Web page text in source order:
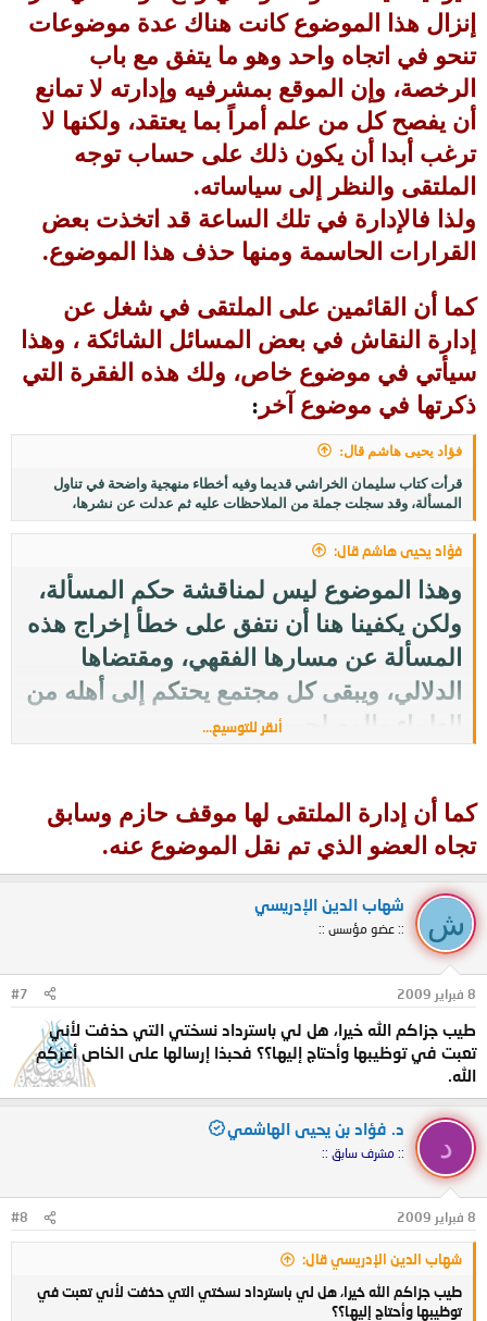
إنزال هذا الموضوع كانت هناك عدة موضوعات
تنحو في اتجاه واحد وهو ما يتفق مع باب
الرخصة، وإن الموقع بمشرفيه وإدارته لا تمانع
أن يفصح كل من علم أمراً بما يعتقد، ولكنها لا
ترغب أبدا أن يكون ذلك على حساب توجه
الملتقى والنظر إلى سياساته.
ولذا فالإدارة في تلك الساعة قد اتخذت بعض
القرارات الحاسمة ومنها حذف هذا الموضوع.
كما أن القائمين على الملتقى في شغل عن
إدارة النقاش في بعض المسائل الشائكة ، وهذا
سيأتي في موضوع خاص، ولك هذه الفقرة التي
ذكرتها في موضوع آخر :
فؤاد يحيى هاشم قال:
قرأت كتاب سليمان الخراشي قديما وفيه أخطاء منهجية واضحة في تناول
المسألة، وقد سجلت جملة من الملاحظات عليه ثم عدلت عن نشرها،
فؤاد يحيى هاشم قال:
وهذا الموضوع ليس لمناقشة حكم المسألة،
ولكن يكفينا هنا أن نتفق على خطأ إخراج هذه
المسألة عن مسارها الفقهي، ومقتضاها
الدلالي، ويبقى كل مجتمع يحتكم إلى أهله من
العلماء والمصلحين.أنقر للتوسيع...
كما أن إدارة الملتقى لها موقف حازم وسابق
تجاه العضو الذي تم نقل الموضوع عنه.
ش
شهاب الدين الإدريسي
:: عضو مؤسس ::
8 فبراير 2009 #7
طيب جزاكم الله خيرا، هل لي باسترداد نسختي التي حذفت لأني
تعبت في توظيبها وأحتاج إليها؟؟ فحبذا إرسالها على الخاص أعزكم
الله.
د
د. فؤاد بن يحيى الهاشمي
:: مشرف سابق ::
8 فبراير 2009 #8
شهاب الدين الإدريسي قال:
طيب جزاكم الله خيرا، هل لي باسترداد نسختي التي حذفت لأني تعبت في
توظيبها وأحتاج إليها؟؟